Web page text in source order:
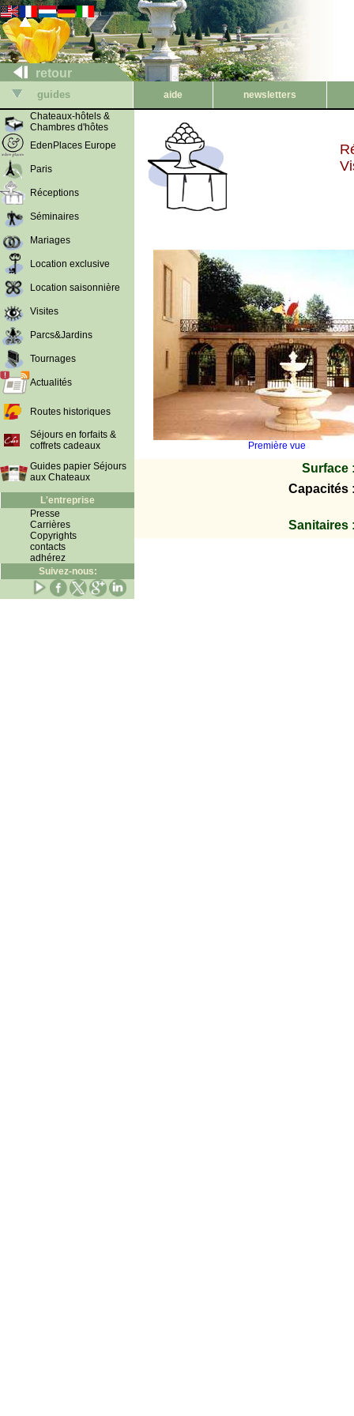
retour
guides aide
newsletters
Chateaux-hôtels &
Chambres d'hôtes
EdenPlaces Europe
Paris
Réceptions
Séminaires
Mariages
Location exclusive
Location saisonnière
Visites
Parcs&Jardins
Tournages
Actualités
Routes historiques
Séjours en forfaits &
coffrets cadeaux
Guides papier Séjours
aux Chateaux
L'entreprise
Presse
Carrières
Copyrights
contacts
adhérez
Suivez-nous:
Première vue
Surface
Capacités
Sanitaires